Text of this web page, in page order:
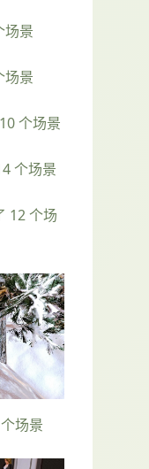
场景
场景
个场景
个场景
12 个场
场景